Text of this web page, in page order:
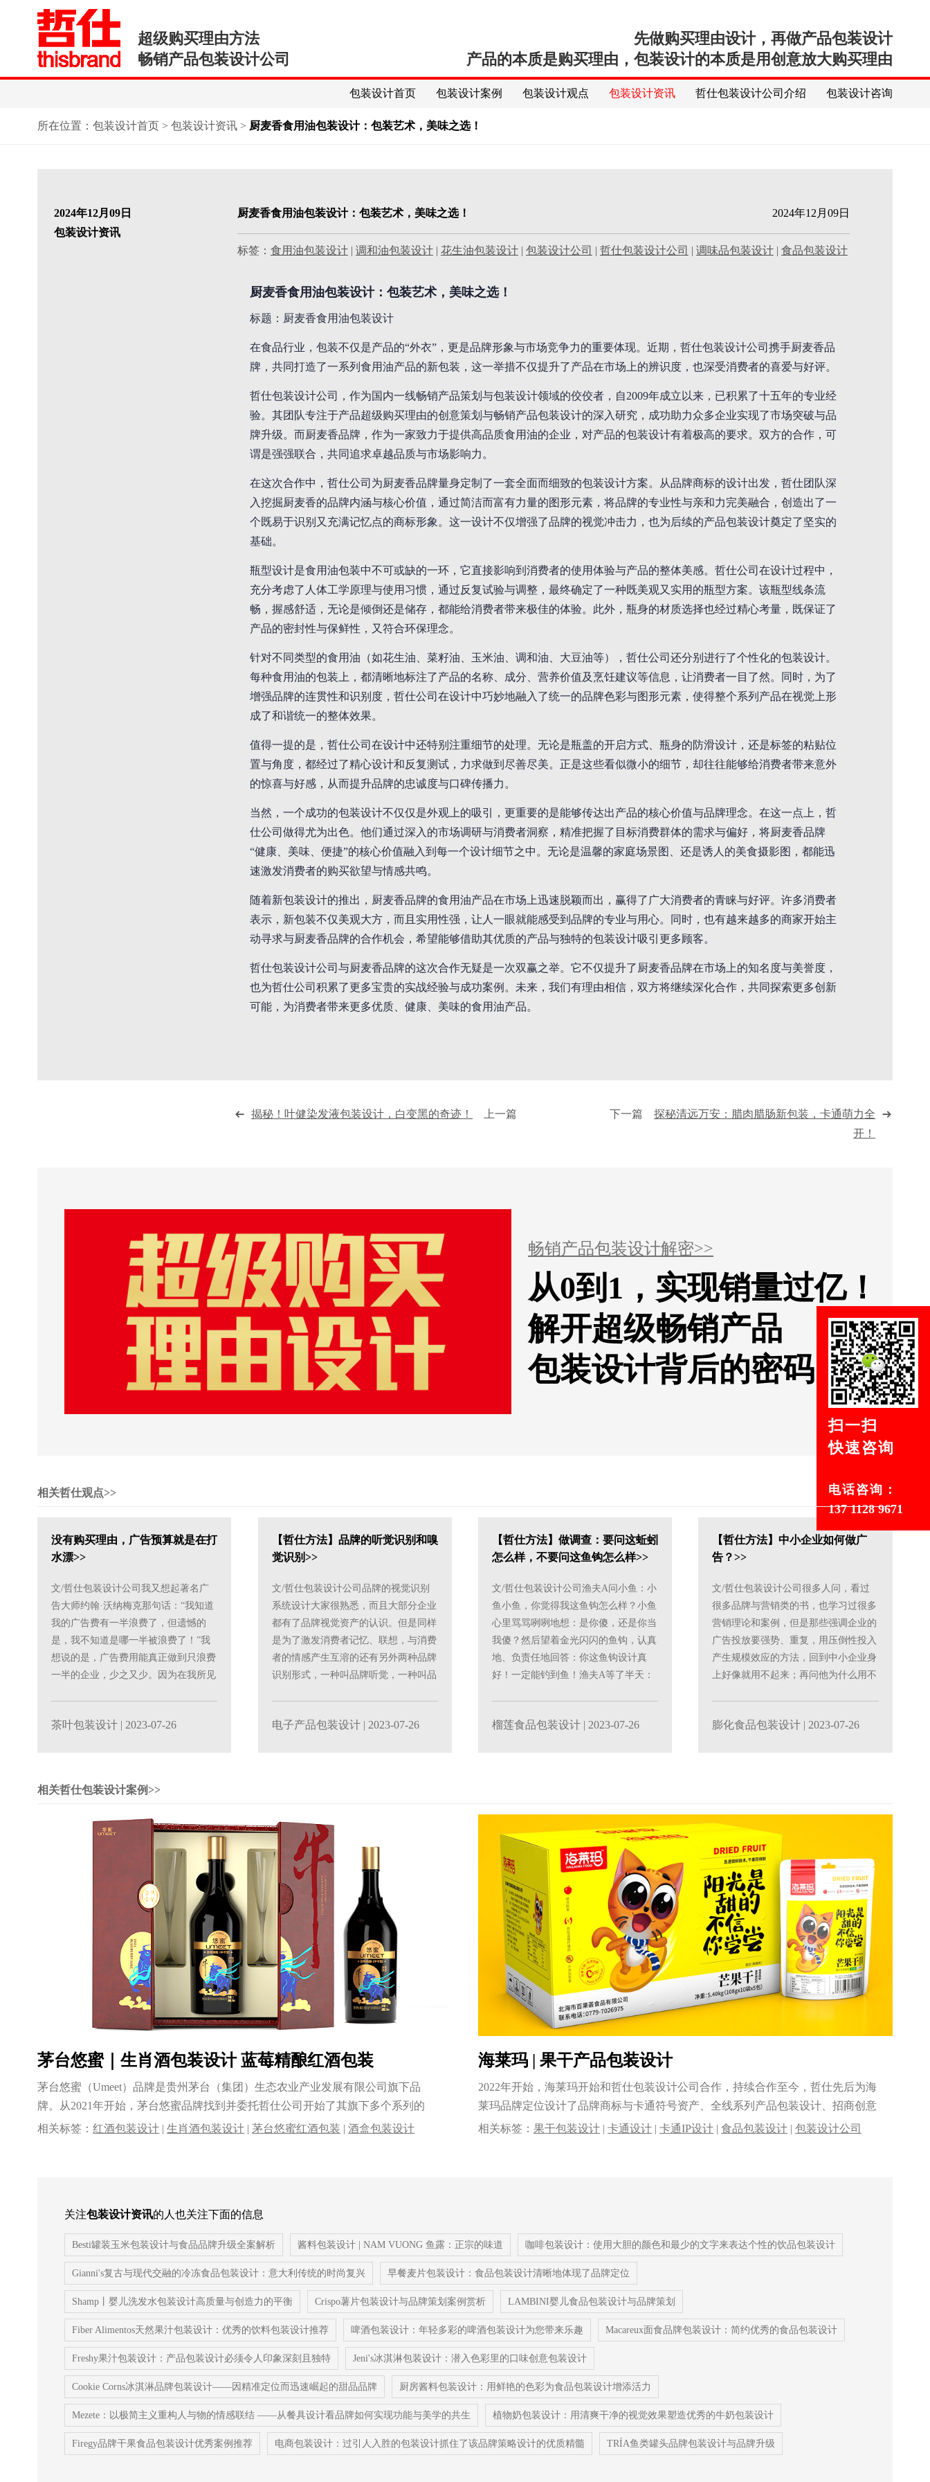
超级购买理由方法
畅销产品包装设计公司
先做购买理由设计，再做产品包装设计
产品的本质是购买理由，包装设计的本质是用创意放大购买理由
包装设计首页 包装设计案例 包装设计观点 包装设计资讯 哲仕包装设计公司介绍 包装设计咨询
所在位置： 包装设计首页> 包装设计资讯> 厨麦香食用油包装设计：包装艺术，美味之选！
2024年12月09日
包装设计资讯
厨麦香食用油包装设计：包装艺术，美味之选！ 2024年12月09日
标签： 食用油包装设计| 调和油包装设计| 花生油包装设计| 包装设计公司 | 哲仕包装设计公司 | 调味品包装设计| 食品包装设计
厨麦香食用油包装设计：包装艺术，美味之选！
标题：厨麦香食用油包装设计
在食品行业，包装不仅是产品的“外衣”，更是品牌形象与市场竞争力的重要体现。近期，哲仕包装设计公司携手厨麦香品
牌，共同打造了一系列食用油产品的新包装，这一举措不仅提升了产品在市场上的辨识度，也深受消费者的喜爱与好评。
哲仕包装设计公司，作为国内一线畅销产品策划与包装设计领域的佼佼者，自2009年成立以来，已积累了十五年的专业经
验。其团队专注于产品超级购买理由的创意策划与畅销产品包装设计的深入研究，成功助力众多企业实现了市场突破与品
牌升级。而厨麦香品牌，作为一家致力于提供高品质食用油的企业，对产品的包装设计有着极高的要求。双方的合作，可
谓是强强联合，共同追求卓越品质与市场影响力。
在这次合作中，哲仕公司为厨麦香品牌量身定制了一套全面而细致的包装设计方案。从品牌商标的设计出发，哲仕团队深
入挖掘厨麦香的品牌内涵与核心价值，通过简洁而富有力量的图形元素，将品牌的专业性与亲和力完美融合，创造出了一
个既易于识别又充满记忆点的商标形象。这一设计不仅增强了品牌的视觉冲击力，也为后续的产品包装设计奠定了坚实的
基础。
瓶型设计是食用油包装中不可或缺的一环，它直接影响到消费者的使用体验与产品的整体美感。哲仕公司在设计过程中，
充分考虑了人体工学原理与使用习惯，通过反复试验与调整，最终确定了一种既美观又实用的瓶型方案。该瓶型线条流
畅，握感舒适，无论是倾倒还是储存，都能给消费者带来极佳的体验。此外，瓶身的材质选择也经过精心考量，既保证了
产品的密封性与保鲜性，又符合环保理念。
针对不同类型的食用油（如花生油、菜籽油、玉米油、调和油、大豆油等），哲仕公司还分别进行了个性化的包装设计。
每种食用油的包装上，都清晰地标注了产品的名称、成分、营养价值及烹饪建议等信息，让消费者一目了然。同时，为了
增强品牌的连贯性和识别度，哲仕公司在设计中巧妙地融入了统一的品牌色彩与图形元素，使得整个系列产品在视觉上形
成了和谐统一的整体效果。
值得一提的是，哲仕公司在设计中还特别注重细节的处理。无论是瓶盖的开启方式、瓶身的防滑设计，还是标签的粘贴位
置与角度，都经过了精心设计和反复测试，力求做到尽善尽美。正是这些看似微小的细节，却往往能够给消费者带来意外
的惊喜与好感，从而提升品牌的忠诚度与口碑传播力。
当然，一个成功的包装设计不仅仅是外观上的吸引，更重要的是能够传达出产品的核心价值与品牌理念。在这一点上，哲
仕公司做得尤为出色。他们通过深入的市场调研与消费者洞察，精准把握了目标消费群体的需求与偏好，将厨麦香品牌
“健康、美味、便捷”的核心价值融入到每一个设计细节之中。无论是温馨的家庭场景图、还是诱人的美食摄影图，都能迅
速激发消费者的购买欲望与情感共鸣。
随着新包装设计的推出，厨麦香品牌的食用油产品在市场上迅速脱颖而出，赢得了广大消费者的青睐与好评。许多消费者
表示，新包装不仅美观大方，而且实用性强，让人一眼就能感受到品牌的专业与用心。同时，也有越来越多的商家开始主
动寻求与厨麦香品牌的合作机会，希望能够借助其优质的产品与独特的包装设计吸引更多顾客。
哲仕包装设计公司与厨麦香品牌的这次合作无疑是一次双赢之举。它不仅提升了厨麦香品牌在市场上的知名度与美誉度，
也为哲仕公司积累了更多宝贵的实战经验与成功案例。未来，我们有理由相信，双方将继续深化合作，共同探索更多创新
可能，为消费者带来更多优质、健康、美味的食用油产品。
揭秘！叶健染发液包装设计，白变黑的奇迹！ 上一篇 下一篇探秘清远万安：腊肉腊肠新包装，卡通萌力全
开！
畅销产品包装设计解密>>
从0到1，实现销量过亿！
解开超级畅销产品
包装设计背后的密码
相关哲仕观点>>
没有购买理由，广告预算就是在打
水漂>>
文/哲仕包装设计公司我又想起著名广
告大师约翰·沃纳梅克那句话：“我知道
我的广告费有一半浪费了，但遗憾的
是，我不知道是哪一半被浪费了！”我
想说的是，广告费用能真正做到只浪费
一半的企业，少之又少。因为在我所见
茶叶包装设计 | 2023-07-26
【哲仕方法】品牌的听觉识别和嗅
觉识别>>
文/哲仕包装设计公司品牌的视觉识别
系统设计大家很熟悉，而且大部分企业
都有了品牌视觉资产的认识。但是同样
是为了激发消费者记忆、联想，与消费
者的情感产生互溶的还有另外两种品牌
识别形式，一种叫品牌听觉，一种叫品
电子产品包装设计| 2023-07-26
【哲仕方法】做调查：要问这蚯蚓
怎么样，不要问这鱼钩怎么样>>
文/哲仕包装设计公司渔夫A问小鱼：小
鱼小鱼，你觉得我这鱼钩怎么样？小鱼
心里骂骂咧咧地想：是你傻，还是你当
我傻？然后望着金光闪闪的鱼钩，认真
地、负责任地回答：你这鱼钩设计真
好！一定能钓到鱼！渔夫A等了半天：
榴莲食品包装设计 | 2023-07-26
【哲仕方法】中小企业如何做广
告？>>
文/哲仕包装设计公司很多人问，看过
很多品牌与营销类的书，也学习过很多
营销理论和案例，但是那些强调企业的
广告投放要强势、重复，用压倒性投入
产生规模效应的方法，回到中小企业身
上好像就用不起来；再问他为什么用不
膨化食品包装设计 | 2023-07-26
相关哲仕包装设计案例>>
茅台悠蜜｜生肖酒包装设计 蓝莓精酿红酒包装
茅台悠蜜（Umeet）品牌是贵州茅台（集团）生态农业产业发展有限公司旗下品
牌。从2021年开始，茅台悠蜜品牌找到并委托哲仕公司开始了其旗下多个系列的
产......
相关标签：红酒包装设计 |生肖酒包装设计 |茅台悠蜜红酒包装 |酒盒包装设计
海莱玛 | 果干产品包装设计
2022年开始，海莱玛开始和哲仕包装设计公司合作，持续合作至今，哲仕先后为海
莱玛品牌定位设计了品牌商标与卡通符号资产、全线系列产品包装设计、招商创意
等......
相关标签：果干包装设计 |卡通设计 |卡通IP设计 |食品包装设计 |包装设计公司
关注包装设计资讯的人也关注下面的信息
Besti罐装玉米包装设计与食品品牌升级全案解析 酱料包装设计 | NAM VUONG 鱼露：正宗的味道 咖啡包装设计：使用大胆的颜色和最少的文字来表达个性的饮品包装设计
Gianni's复古与现代交融的冷冻食品包装设计：意大利传统的时尚复兴 早餐麦片包装设计：食品包装设计清晰地体现了品牌定位
Shamp丨婴儿洗发水包装设计高质量与创造力的平衡 Crispo薯片包装设计与品牌策划案例赏析 LAMBINI婴儿食品包装设计与品牌策划
Fiber Alimentos天然果汁包装设计：优秀的饮料包装设计推荐 啤酒包装设计：年轻多彩的啤酒包装设计为您带来乐趣 Macareux面食品牌包装设计：简约优秀的食品包装设计
Freshy果汁包装设计：产品包装设计必须令人印象深刻且独特 Jeni's冰淇淋包装设计：潜入色彩里的口味创意包装设计
‌Cookie Corns冰淇淋品牌包装设计——因精准定位而迅速崛起的甜品品牌 厨房酱料包装设计：用鲜艳的色彩为食品包装设计增添活力
Mezete：以极简主义重构人与物的情感联结 ——从餐具设计看品牌如何实现功能与美学的共生 植物奶包装设计：用清爽干净的视觉效果塑造优秀的牛奶包装设计
Firegy品牌干果食品包装设计优秀案例推荐 电商包装设计：过引人入胜的包装设计抓住了该品牌策略设计的优质精髓 TRÍA鱼类罐头品牌包装设计与品牌升级
扫一扫
快速咨询
电话咨询：
137 1128 9671